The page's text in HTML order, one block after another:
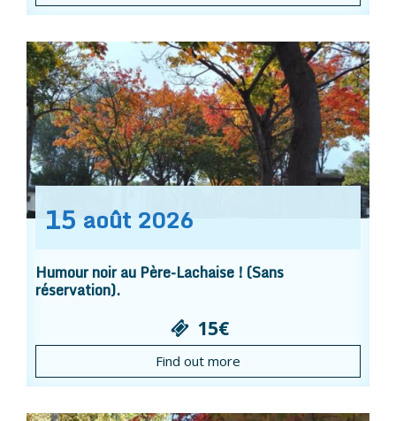
15 août 2026
Humour noir au Père-Lachaise ! (Sans
réservation).
15€
Find out more